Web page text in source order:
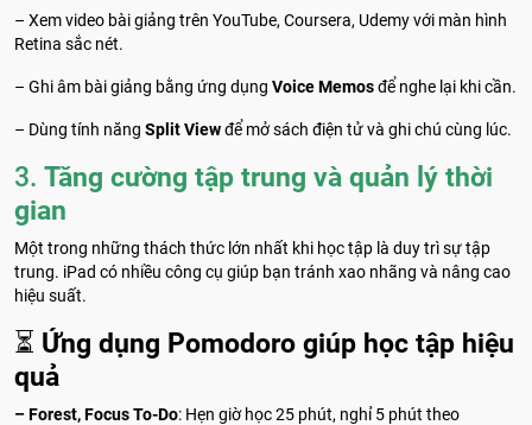
– Xem video bài giảng trên YouTube, Coursera, Udemy với màn hình
Retina sắc nét.
– Ghi âm bài giảng bằng ứng dụng Voice Memosđể nghe lại khi cần.
– Dùng tính năng Split Viewđể mở sách điện tử và ghi chú cùng lúc.
3. Tăng cường tập trung và quản lý thời
gian
Một trong những thách thức lớn nhất khi học tập là duy trì sự tập
trung. iPad có nhiều công cụ giúp bạn tránh xao nhãng và nâng cao
hiệu suất.
⏳ Ứng dụng Pomodoro giúp học tập hiệu
quả
– Forest, Focus To-Do: Hẹn giờ học 25 phút, nghỉ 5 phút theo